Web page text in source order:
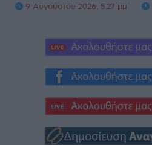
9 Αυγούστου 2026, 5:27 μμ